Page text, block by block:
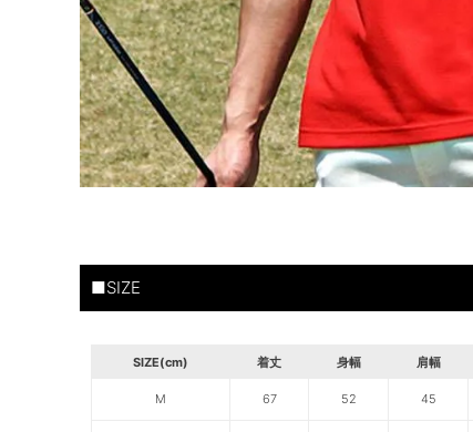
■SIZE
SIZE(cm) 着丈 身幅 肩幅
M 67 52 45